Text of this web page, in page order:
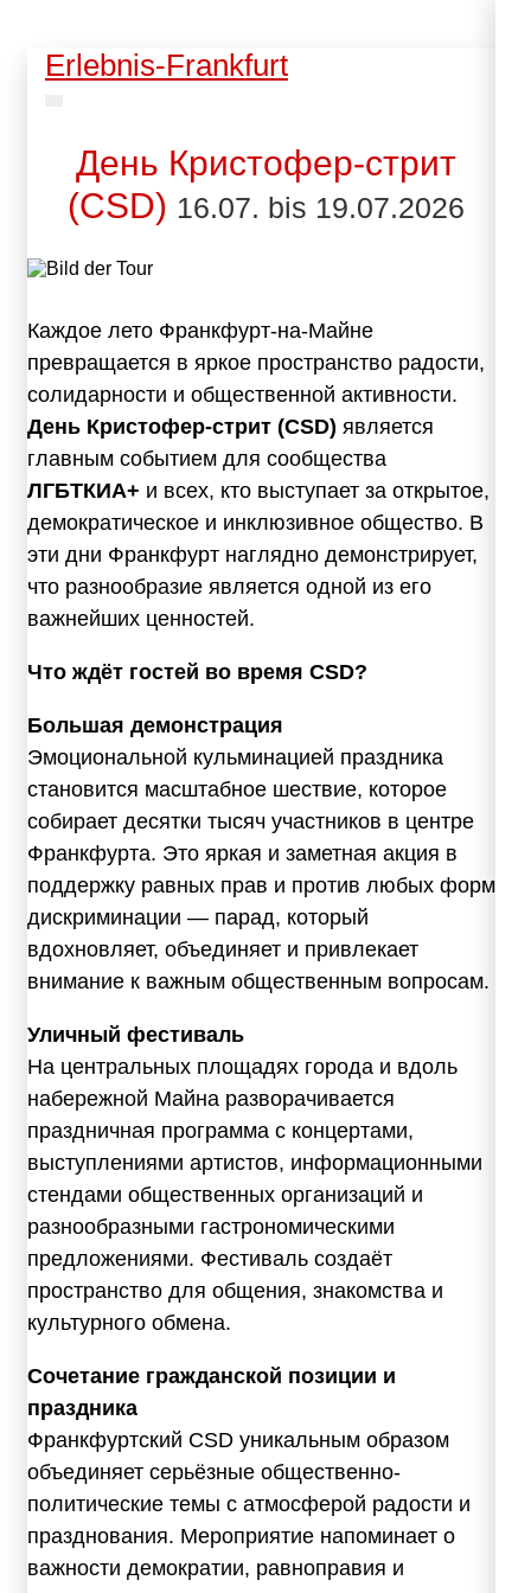
Erlebnis-Frankfurt
День Кристофер‑стрит
(CSD) 16.07. bis 19.07.2026
Каждое лето Франкфурт-на-Майне
превращается в яркое пространство радости,
солидарности и общественной активности.
День Кристофер‑стрит (CSD) является
главным событием для сообщества
ЛГБТКИА+ и всех, кто выступает за открытое,
демократическое и инклюзивное общество. В
эти дни Франкфурт наглядно демонстрирует,
что разнообразие является одной из его
важнейших ценностей.
Что ждёт гостей во время CSD?
Большая демонстрация
Эмоциональной кульминацией праздника
становится масштабное шествие, которое
собирает десятки тысяч участников в центре
Франкфурта. Это яркая и заметная акция в
поддержку равных прав и против любых форм
дискриминации — парад, который
вдохновляет, объединяет и привлекает
внимание к важным общественным вопросам.
Уличный фестиваль
На центральных площадях города и вдоль
набережной Майна разворачивается
праздничная программа с концертами,
выступлениями артистов, информационными
стендами общественных организаций и
разнообразными гастрономическими
предложениями. Фестиваль создаёт
пространство для общения, знакомства и
культурного обмена.
Сочетание гражданской позиции и
праздника
Франкфуртский CSD уникальным образом
объединяет серьёзные общественно-
политические темы с атмосферой радости и
празднования. Мероприятие напоминает о
важности демократии, равноправия и